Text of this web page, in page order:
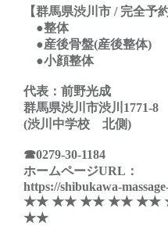
【群馬県渋川市 / 完全予
●整体
●産後骨盤(産後整体)
●小顔整体
代表：前野光成
群馬県渋川市渋川1771-8
(渋川中学校 北側)
☎0279-30-1184
ホームページURL：
https://shibukawa-
★★ ★★ ★★ ★★ ★★
★★